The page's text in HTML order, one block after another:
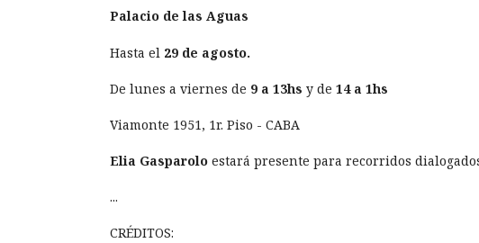
Palacio de las Aguas
Hasta el 29 de agosto.
De lunes a viernes de 9 a 13hs y de 14 a 1hs
Viamonte 1951, 1r. Piso - CABA
Elia Gasparolo estará presente para recorridos
...
CRÉDITOS: